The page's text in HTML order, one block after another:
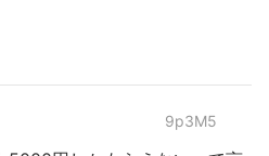
9p3M5